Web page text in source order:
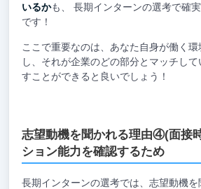
いるかも、 長期インターンの選考で確
です！
ここで重要なのは、あなた自身が働く
し、それが企業のどの部分とマッチし
すことができると良いでしょう！
志望動機を聞かれる理由④(面接
ション能力を確認するため
長期インターンの選考では、志望動機